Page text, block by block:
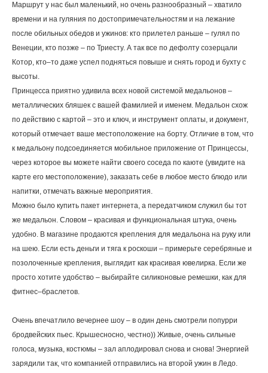
Маршрут у нас был маленький, но очень разнообразный – хватило
времени и на гуляния по достопримечательностям и на лежание
после обильных обедов и ужинов: кто прилетел раньше – гулял по
Венеции, кто позже – по Триесту. А так все по дефолту созерцали
Котор, кто–то даже успел подняться повыше и снять город и бухту с
высоты.
Принцесса приятно удивила всех новой системой медальонов –
металлических бляшек с вашей фамилией и именем. Медальон схож
по действию с картой – это и ключ, и инструмент оплаты, и документ,
который отмечает ваше местоположение на борту. Отличие в том, что
к медальону подсоединяется мобильное приложение от Принцессы,
через которое вы можете найти своего соседа по каюте (увидите на
карте его местоположение), заказать себе в любое место блюдо или
напитки, отмечать важные мероприятия.
Можно было купить пакет интернета, а передатчиком служил бы тот
же медальон. Словом – красивая и функциональная штука, очень
удобно. В магазине продаются крепления для медальона на руку или
на шею. Если есть деньги и тяга к роскоши – примерьте серебряные и
позолоченные крепления, выглядит как красивая ювелирка. Если же
просто хотите удобство – выбирайте силиконовые ремешки, как для
фитнес–браслетов.
Очень впечатлило вечернее шоу – в один день смотрели попурри
бродвейских пьес. Крышесносно, честно)) Живые, очень сильные
голоса, музыка, костюмы – зал аплодировал снова и снова! Энергией
зарядили так, что компанией отправились на второй ужин в Ледо.